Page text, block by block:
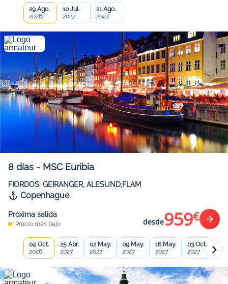
29 Ago.
2026
10 Jul.
2027
21 Ago.
2027
8 días - MSC Euribia
FIORDOS: GEIRANGER, ALESUND,FLAM
Copenhague
Próxima salida
Precio más bajo desde959€
04 Oct.
2026
25 Abr.
2027
02 May.
2027
09 May.
2027
16 May.
2027
03 Oct.
2027
21